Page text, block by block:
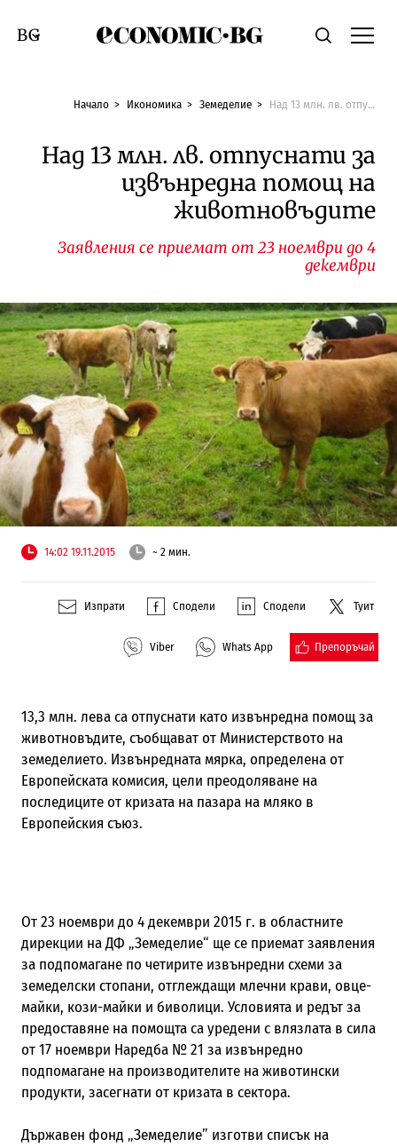
Economic.bgТърсене
Смяна на език
Начало Икономика Земеделие Над 13 млн. лв. отпуснати за извънредна помощ на животновъдите
Над 13 млн. лв. отпуснати за
извънредна помощ на
животновъдите
Заявления се приемат от 23 ноември до 4
декември
14:02 19.11.2015 ~ 2 мин.
Изпрати Сподели Сподели Туит
Viber Whats App Препоръчай
13,3 млн. лева са отпуснати като извънредна помощ за
животновъдите, съобщават от Министерството на
земеделието. Извънредната мярка, определена от
Европейската комисия, цели преодоляване на
последиците от кризата на пазара на мляко в
Европейския съюз.
От 23 ноември до 4 декември 2015 г. в областните
дирекции на ДФ „Земеделие“ ще се приемат заявления
за подпомагане по четирите извънредни схеми за
земеделски стопани, отглеждащи млечни крави, овце-
майки, кози-майки и биволици. Условията и редът за
предоставяне на помощта са уредени с влязлата в сила
от 17 ноември Наредба № 21 за извънредно
подпомагане на производителите на животински
продукти, засегнати от кризата в сектора.
Държавен фонд „Земеделие” изготви списък на